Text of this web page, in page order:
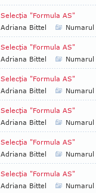
Selecţia "Formula AS"
Adriana Bittel
Numarul
Selecţia "Formula AS"
Adriana Bittel
Numarul
Selecţia "Formula AS"
Adriana Bittel
Numarul
Selecţia "Formula AS"
Adriana Bittel
Numarul
Selecţia "Formula AS"
Adriana Bittel
Numarul
Selecţia "Formula AS"
Adriana Bittel
Numarul